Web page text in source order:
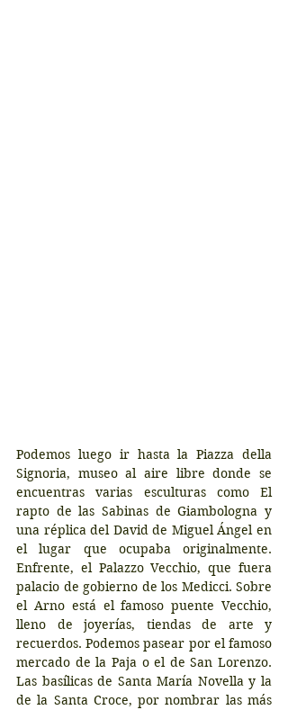
Podemos luego ir hasta la Piazza della
Signoria, museo al aire libre donde se
encuentras varias esculturas como El
rapto de las Sabinas de Giambologna y
una réplica del David de Miguel Ángel en
el lugar que ocupaba originalmente.
Enfrente, el Palazzo Vecchio, que fuera
palacio de gobierno de los Medicci. Sobre
el Arno está el famoso puente Vecchio,
lleno de joyerías, tiendas de arte y
recuerdos. Podemos pasear por el famoso
mercado de la Paja o el de San Lorenzo.
Las basílicas de Santa María Novella y la
de la Santa Croce, por nombrar las más